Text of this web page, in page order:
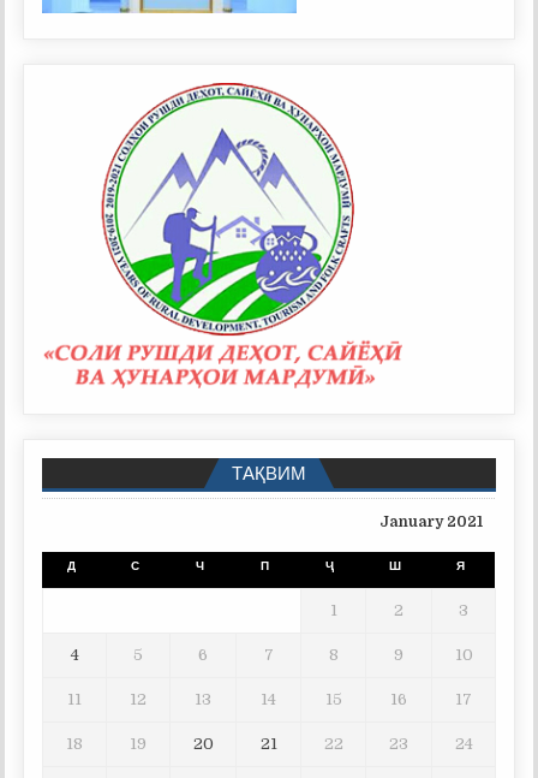
ТАҚВИМ
January 2021
Д С Ч П Ҷ Ш Я
1 2 3
4 5 6 7 8 9 10
11 12 13 14 15 16 17
18 19 20 21 22 23 24